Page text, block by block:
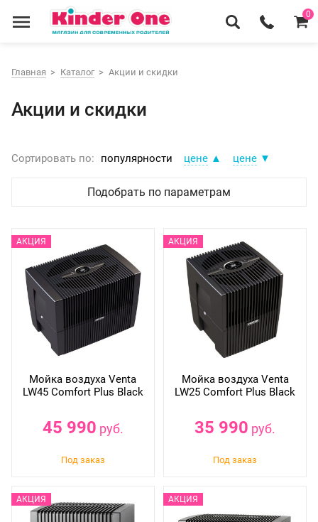
Главная Каталог Акции и скидки
Акции и скидки
Сортировать по: популярности цене▲ цене▼
Мойка воздуха Venta
LW45 Comfort Plus Black
45 990 руб.
Мойка воздуха Venta
LW25 Comfort Plus Black
35 990 руб.
Подобрать по параметрам
0